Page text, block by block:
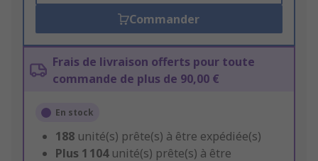
Commander
Frais de livraison offerts pour toute
commande de plus de 90,00 €
En stock
188 unité(s) prête(s) à être expédiée(s)
Plus 1 104 unité(s) prête(s) à être